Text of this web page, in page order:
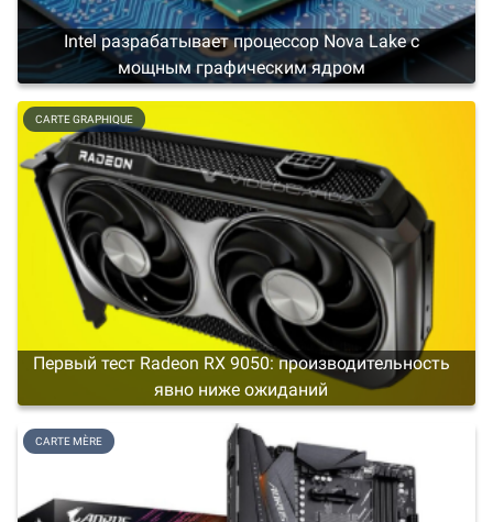
Intel разрабатывает процессор Nova Lake с
мощным графическим ядром
Первый тест Radeon RX 9050: производительность
явно ниже ожиданий
CARTE GRAPHIQUE
CARTE MÈRE